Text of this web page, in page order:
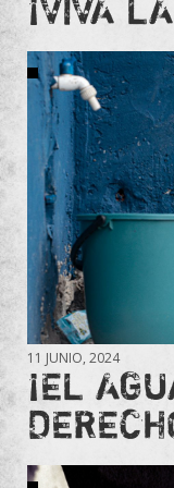
¡VIVA
11 JUNIO, 2024
¡EL